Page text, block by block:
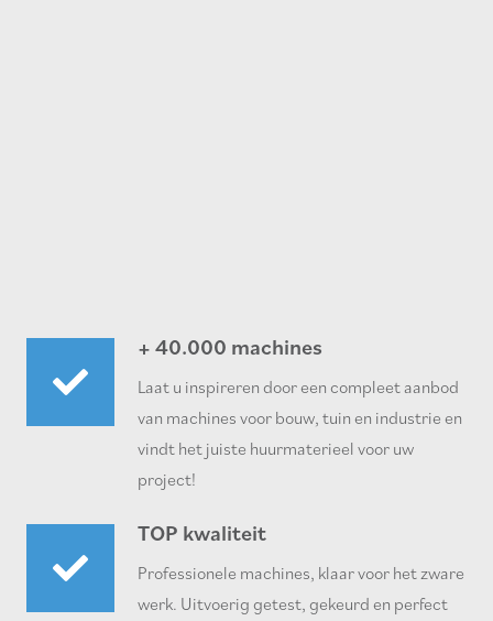
+ 40.000 machines
Laat u inspireren door een compleet aanbod
van machines voor bouw, tuin en industrie en
vindt het juiste huurmaterieel voor uw
project!
TOP kwaliteit
Professionele machines, klaar voor het zware
werk. Uitvoerig getest, gekeurd en perfect